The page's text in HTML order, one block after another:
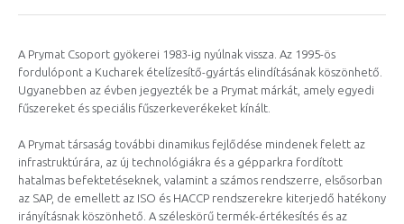
A Prymat Csoport gyökerei 1983-ig nyúlnak vissza. Az 1995-ös
fordulópont a Kucharek ételízesítő-gyártás elindításának köszönhető.
Ugyanebben az évben jegyezték be a Prymat márkát, amely egyedi
fűszereket és speciális fűszerkeverékeket kínált.
A Prymat társaság további dinamikus fejlődése mindenek felett az
infrastruktúrára, az új technológiákra és a gépparkra fordított
hatalmas befektetéseknek, valamint a számos rendszerre, elsősorban
az SAP, de emellett az ISO és HACCP rendszerekre kiterjedő hatékony
irányításnak köszönhető. A széleskörű termék-értékesítés és az